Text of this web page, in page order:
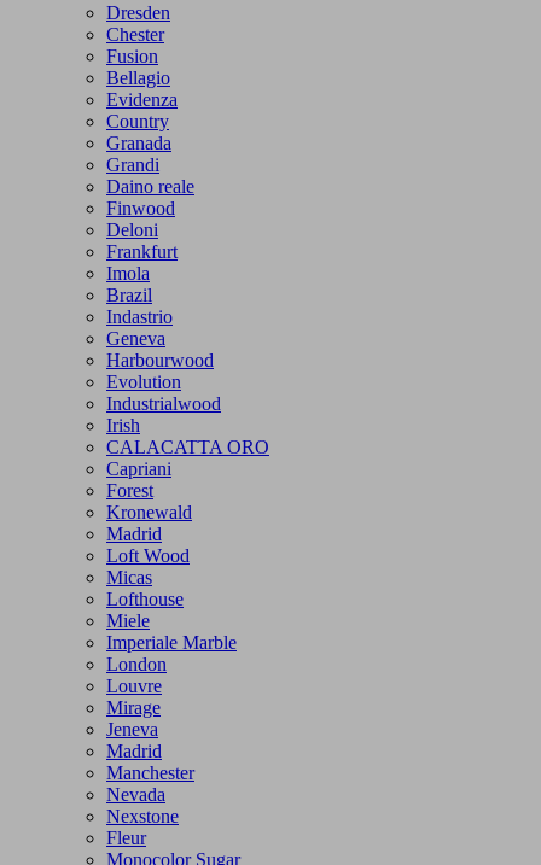
Dresden
Chester
Fusion
Bellagio
Evidenza
Country
Granada
Grandi
Daino reale
Finwood
Deloni
Frankfurt
Imola
Brazil
Indastrio
Geneva
Harbourwood
Evolution
Industrialwood
Irish
CALACATTA ORO
Capriani
Forest
Kronewald
Madrid
Loft Wood
Micas
Lofthouse
Miele
Imperiale Marble
London
Louvre
Mirage
Jeneva
Madrid
Manchester
Nevada
Nexstone
Fleur
Monocolor Sugar